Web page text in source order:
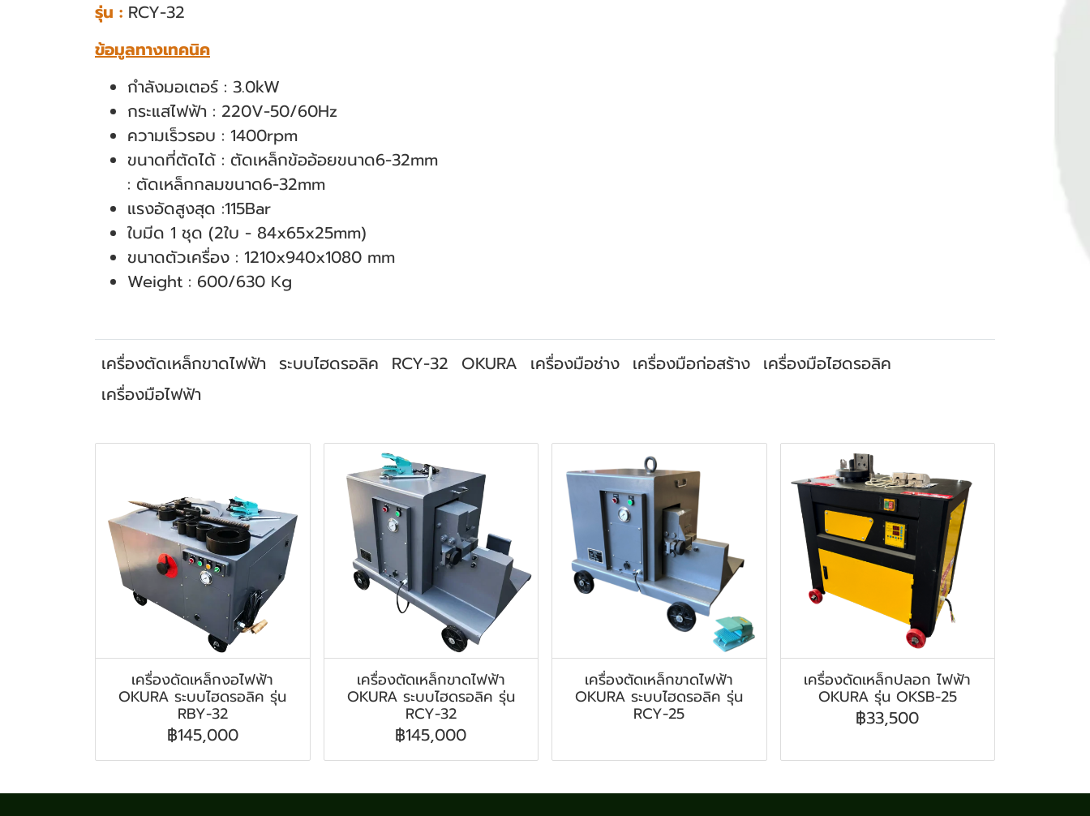
รุ่น : RCY-32
ข้อมูลทางเทคนิค
กำลังมอเตอร์ : 3.0kW
กระแสไฟฟ้า : 220V-50/60Hz
ความเร็วรอบ : 1400rpm
ขนาดที่ตัดได้ : ตัดเหล็กข้ออ้อยขนาด6-32mm
: ตัดเหล็กกลมขนาด6-32mm
แรงอัดสูงสุด :115Bar
ใบมีด 1 ชุด (2ใบ - 84x65x25mm)
ขนาดตัวเครื่อง : 1210x940x1080 mm
Weight : 600/630 Kg
เครื่องตัดเหล็กขาดไฟฟ้า ระบบไฮดรอลิค RCY-32 OKURA เครื่องมือช่าง เครื่องมือก่อสร้าง เครื่องมือไฮดรอลิค
เครื่องมือไฟฟ้า
เครื่องดัดเหล็กงอไฟฟ้า
OKURA ระบบไฮดรอลิค รุ่น
RBY-32
฿145,000
เครื่องตัดเหล็กขาดไฟฟ้า
OKURA ระบบไฮดรอลิค รุ่น
RCY-32
฿145,000
เครื่องตัดเหล็กขาดไฟฟ้า
OKURA ระบบไฮดรอลิค รุ่น
RCY-25
เครื่องดัดเหล็กปลอก ไฟฟ้า
OKURA รุ่น OKSB-25
฿33,500